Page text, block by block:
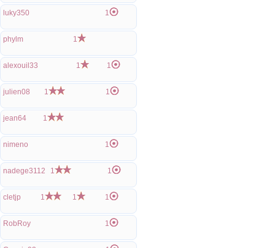
luky350 1
phylm 1
alexouil33 1 1
julien08 1 1
jean64 1
nimeno 1
nadege3112 1 1
cletjp 1 1 1
RobRoy 1